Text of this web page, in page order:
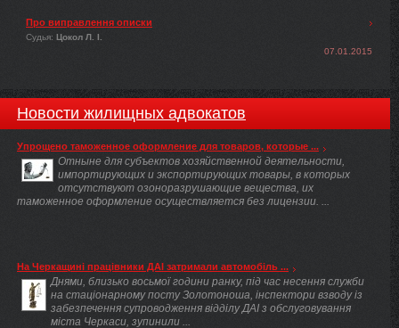
Про виправлення описки
Судья: Цокол Л. І.
07.01.2015
Новости жилищных адвокатов
Упрощено таможенное оформление для товаров, которые ...
Отныне для субъектов хозяйственной деятельности,
импортирующих и экспортирующих товары, в которых
отсутствуют озоноразрушающие вещества, их
таможенное оформление осуществляется без лицензии. ...
На Черкащині працівники ДАІ затримали автомобіль ...
Днями, близько восьмої години ранку, під час несення служби
на стаціонарному посту Золотоноша, інспектори взводу із
забезпечення супроводження відділу ДАІ з обслуговування
міста Черкаси, зупинили ...